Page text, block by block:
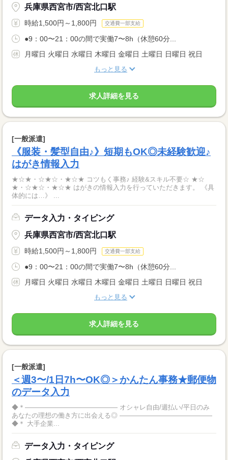
兵庫県西宮市/西宮北口駅
時給1,500円～1,800円 交通費一部支給
●9：00〜21：00の間で実働7〜8h（休憩60分...
月曜日 火曜日 水曜日 木曜日 金曜日 土曜日 日曜日 祝日
もっと見る
求人詳細を見る
[一般派遣]
《服装・髪型自由♪》短期もOK◎未経験歓迎♪
はがき情報入力
★☆★・☆★☆・★☆★ コツもく事務♪ 経験&スキル不要☆ ★☆
★・☆★☆・★☆★ はがきの情報入力を行っていただきます。 《具
体的には…》 ...
データ入力・タイピング
兵庫県西宮市/西宮北口駅
時給1,500円～1,800円 交通費一部支給
●9：00〜21：00の間で実働7〜8h（休憩60分...
月曜日 火曜日 水曜日 木曜日 金曜日 土曜日 日曜日 祝日
もっと見る
求人詳細を見る
[一般派遣]
＜週3〜/1日7h〜OK◎＞かんたん事務★郵便物
のデータ入力
◆＊―――――――――――――― オシャレ自由/週払い/平日のみ
あなたの理想の働き方に出会える◎ ――――――――――――――
◆＊ 大手企業...
データ入力・タイピング